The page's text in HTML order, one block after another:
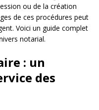
ou de la création
de ces procédures peut
Voici un guide complet
notarial.
: un
des